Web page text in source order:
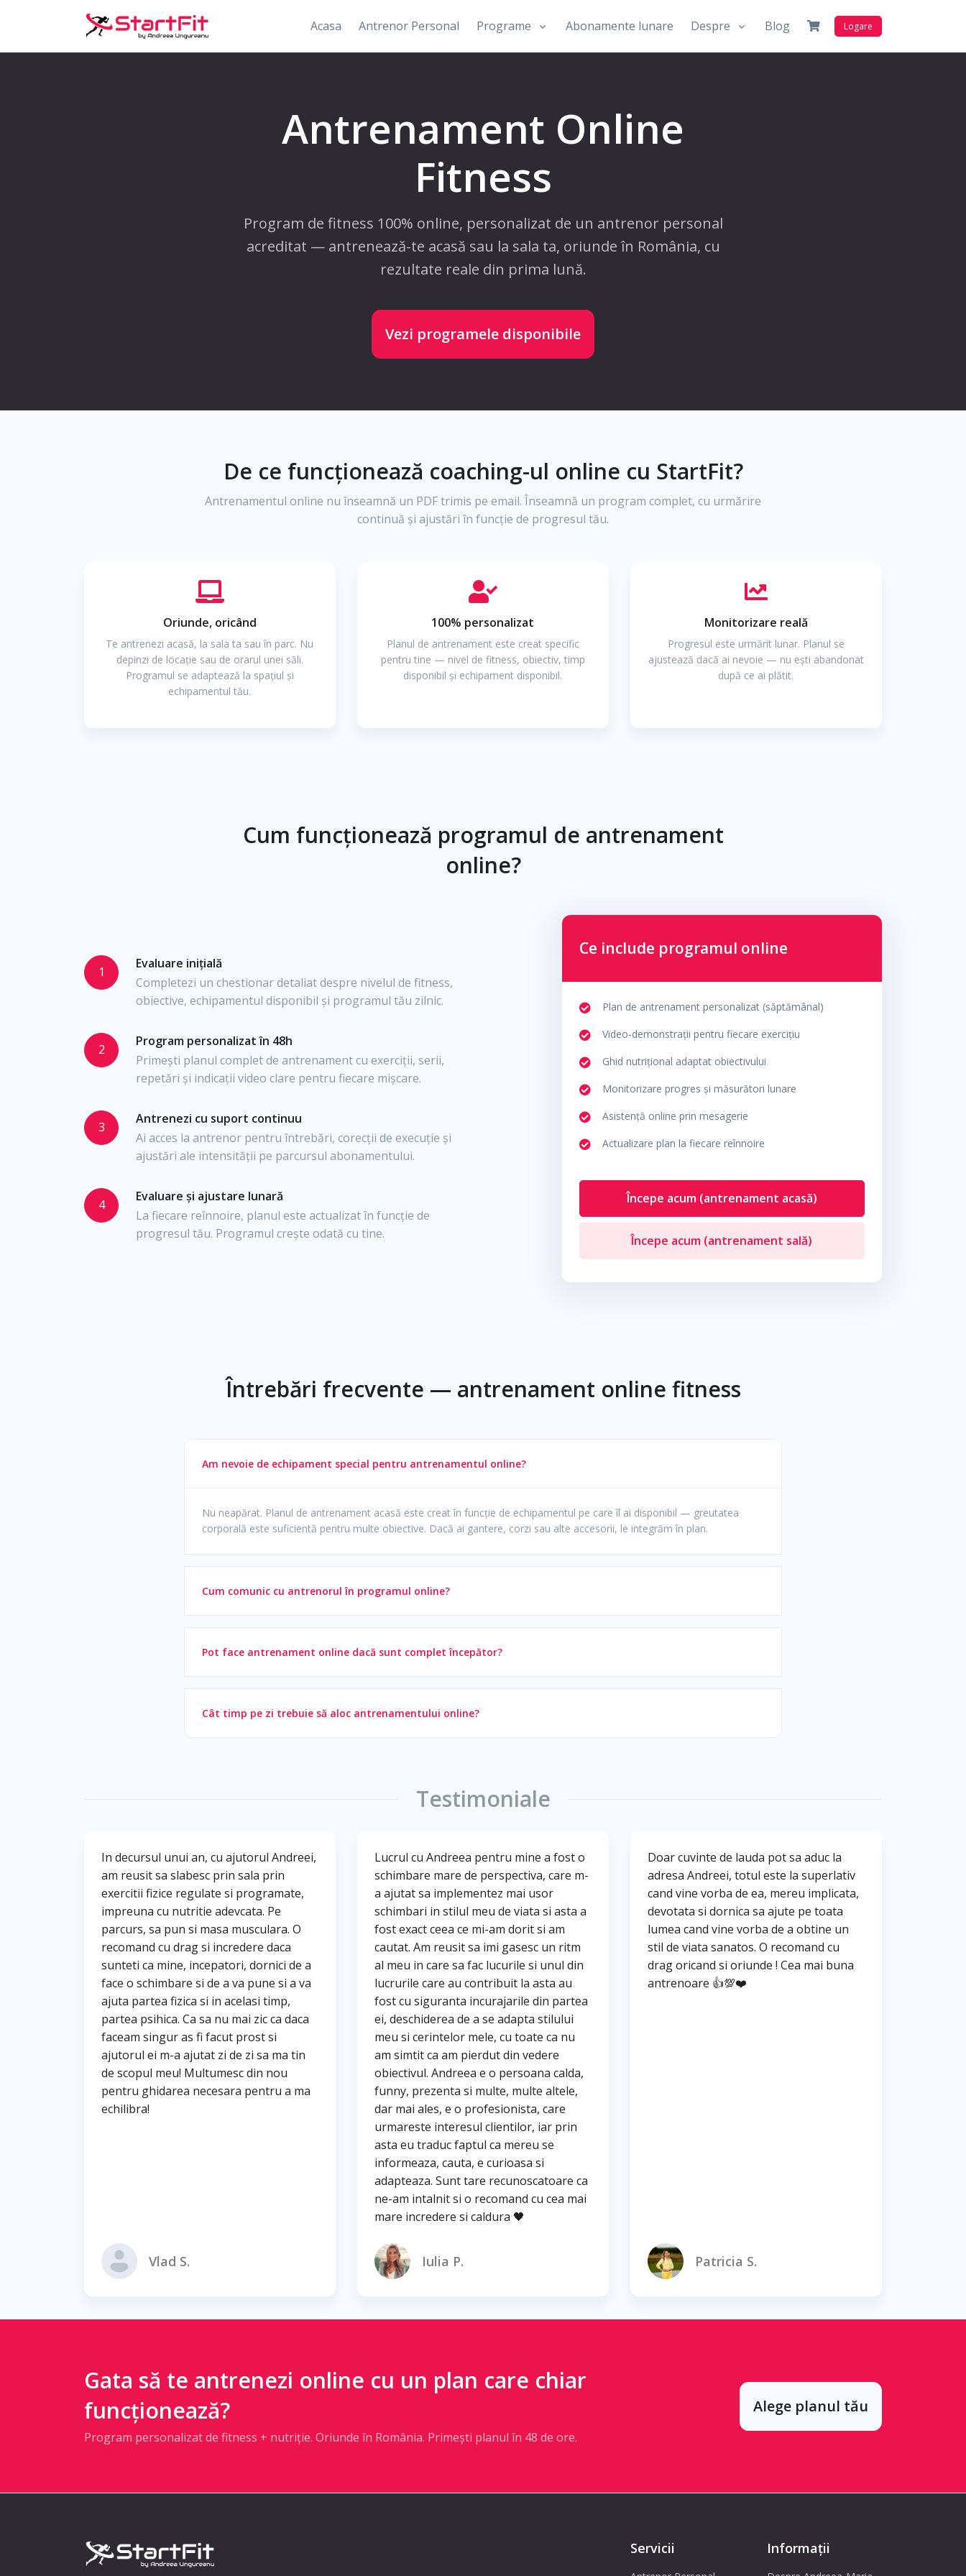
Logare
Acasa Antrenor Personal Programe Abonamente lunare Despre Blog
Antrenament Online
Fitness
Program de fitness 100% online, personalizat de un antrenor personal
acreditat — antrenează-te acasă sau la sala ta, oriunde în România, cu
rezultate reale din prima lună.
Vezi programele disponibile
De ce funcționează coaching-ul online cu StartFit?
Antrenamentul online nu înseamnă un PDF trimis pe email. Înseamnă un program complet, cu urmărire
continuă și ajustări în funcție de progresul tău.
Oriunde, oricând
Te antrenezi acasă, la sala ta sau în parc. Nu
depinzi de locație sau de orarul unei săli.
Programul se adaptează la spațiul și
echipamentul tău.
100% personalizat
Planul de antrenament este creat specific
pentru tine — nivel de fitness, obiectiv, timp
disponibil și echipament disponibil.
Monitorizare reală
Progresul este urmărit lunar. Planul se
ajustează dacă ai nevoie — nu ești abandonat
după ce ai plătit.
Cum funcționează programul de antrenament
online?
1
Evaluare inițială
Completezi un chestionar detaliat despre nivelul de fitness,
obiective, echipamentul disponibil și programul tău zilnic.
2
Program personalizat în 48h
Primești planul complet de antrenament cu exerciții, serii,
repetări și indicații video clare pentru fiecare mișcare.
3
Antrenezi cu suport continuu
Ai acces la antrenor pentru întrebări, corecții de execuție și
ajustări ale intensității pe parcursul abonamentului.
4
Evaluare și ajustare lunară
La fiecare reînnoire, planul este actualizat în funcție de
progresul tău. Programul crește odată cu tine.
Ce include programul online
Plan de antrenament personalizat (săptămânal)
Video-demonstrații pentru fiecare exercițiu
Ghid nutrițional adaptat obiectivului
Monitorizare progres și măsurători lunare
Asistență online prin mesagerie
Actualizare plan la fiecare reînnoire
Începe acum (antrenament acasă)
Începe acum (antrenament sală)
Întrebări frecvente — antrenament online fitness
Am nevoie de echipament special pentru antrenamentul online?
Nu neapărat. Planul de antrenament acasă este creat în funcție de echipamentul pe care îl ai disponibil — greutatea
corporală este suficientă pentru multe obiective. Dacă ai gantere, corzi sau alte accesorii, le integrăm în plan.
Cum comunic cu antrenorul în programul online?
Pot face antrenament online dacă sunt complet începător?
Cât timp pe zi trebuie să aloc antrenamentului online?
Testimoniale
In decursul unui an, cu ajutorul Andreei,
am reusit sa slabesc prin sala prin
exercitii fizice regulate si programate,
impreuna cu nutritie adevcata. Pe
parcurs, sa pun si masa musculara. O
recomand cu drag si incredere daca
sunteti ca mine, incepatori, dornici de a
face o schimbare si de a va pune si a va
ajuta partea fizica si in acelasi timp,
partea psihica. Ca sa nu mai zic ca daca
faceam singur as fi facut prost si
ajutorul ei m-a ajutat zi de zi sa ma tin
de scopul meu! Multumesc din nou
pentru ghidarea necesara pentru a ma
echilibra!
Vlad S.
Lucrul cu Andreea pentru mine a fost o
schimbare mare de perspectiva, care m-
a ajutat sa implementez mai usor
schimbari in stilul meu de viata si asta a
fost exact ceea ce mi-am dorit si am
cautat. Am reusit sa imi gasesc un ritm
al meu in care sa fac lucurile si unul din
lucrurile care au contribuit la asta au
fost cu siguranta incurajarile din partea
ei, deschiderea de a se adapta stilului
meu si cerintelor mele, cu toate ca nu
am simtit ca am pierdut din vedere
obiectivul. Andreea e o persoana calda,
funny, prezenta si multe, multe altele,
dar mai ales, e o profesionista, care
urmareste interesul clientilor, iar prin
asta eu traduc faptul ca mereu se
informeaza, cauta, e curioasa si
adapteaza. Sunt tare recunoscatoare ca
ne-am intalnit si o recomand cu cea mai
mare incredere si caldura 🖤
Iulia P.
Doar cuvinte de lauda pot sa aduc la
adresa Andreei, totul este la superlativ
cand vine vorba de ea, mereu implicata,
devotata si dornica sa ajute pe toata
lumea cand vine vorba de a obtine un
stil de viata sanatos. O recomand cu
drag oricand si oriunde ! Cea mai buna
antrenoare 👍💯❤️
Patricia S.
Gata să te antrenezi online cu un plan care chiar
funcționează?
Program personalizat de fitness + nutriție. Oriunde în România. Primești planul în 48 de ore.
Alege planul tău
Servicii Informații